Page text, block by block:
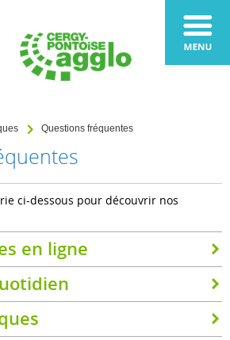
Questions fréquentes
ci-dessous pour découvrir nos
en ligne